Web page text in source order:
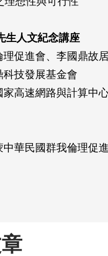
生人文紀念講座
理促進會、李國鼎故
技發展基金會
家高速網路與計算中
中華民國群我倫理促